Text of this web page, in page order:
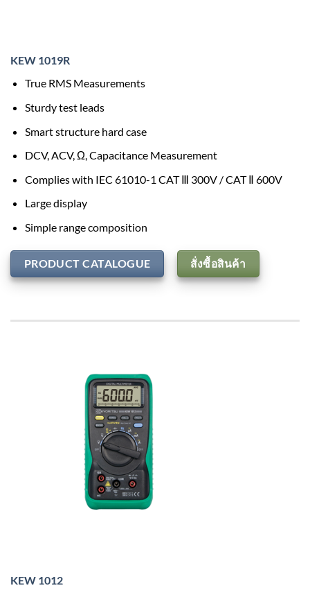
KEW 1019R
True RMS Measurements
Sturdy test leads
Smart structure hard case
DCV, ACV, Ω, Capacitance Measurement
Complies with IEC 61010-1 CAT Ⅲ 300V / CAT Ⅱ 600V
Large display
Simple range composition
PRODUCT CATALOGUE สั่งซื้อสินค้า
KEW 1012